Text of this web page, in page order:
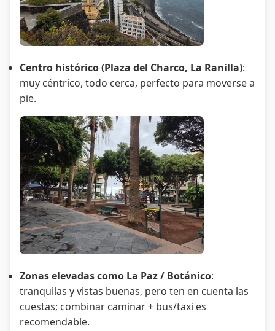
Centro histórico (Plaza del Charco, La Ranilla):
muy céntrico, todo cerca, perfecto para moverse a
pie.
Zonas elevadas como La Paz / Botánico:
tranquilas y vistas buenas, pero ten en cuenta las
cuestas; combinar caminar + bus/taxi es
recomendable.